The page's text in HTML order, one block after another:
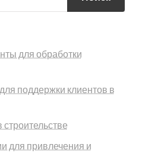
для обработки
поддержки клиентов в
для привлечения и